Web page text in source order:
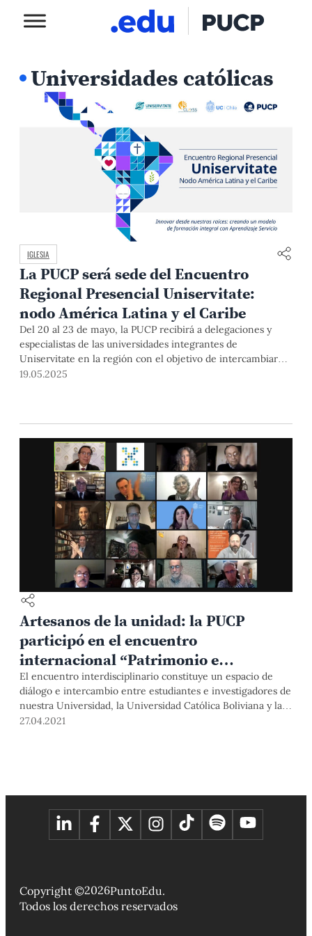
Universidades católicas
IGLESIA
La PUCP será sede del Encuentro
Regional Presencial Uniservitate:
nodo América Latina y el Caribe
Del 20 al 23 de mayo, la PUCP recibirá a delegaciones y
especialistas de las universidades integrantes de
Uniservitate en la región con el objetivo de intercambiar
buenas prácticas y fortalecer las capacidades en Aprendizaje
con enfoque de Responsabilidad Social Universitaria.
19.05.2025
Artesanos de la unidad: la PUCP
participó en el encuentro
internacional “Patrimonio e
identidades comunes”
El encuentro interdisciplinario constituye un espacio de
diálogo e intercambio entre estudiantes e investigadores de
nuestra Universidad, la Universidad Católica Boliviana y la
Universidad Católica de Chile.
27.04.2021
Copyright ©2026PuntoEdu.
Todos los derechos reservados